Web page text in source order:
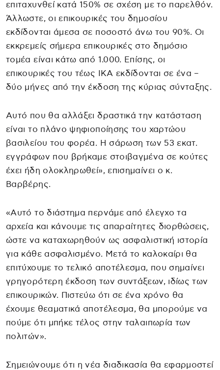
επιταχυνθεί κατά 150% σε σχέση με το παρελθόν.
Άλλωστε, οι επικουρικές του δημοσίου
εκδίδονται άμεσα σε ποσοστό άνω του 90%. Οι
εκκρεμείς σήμερα επικουρικές στο δημόσιο
τομέα είναι κάτω από 1.000. Επίσης, οι
επικουρικές του τέως ΙΚΑ εκδίδονται σε ένα –
δύο μήνες από την έκδοση της κύριας σύνταξης.
Αυτό που θα αλλάξει δραστικά την κατάσταση
είναι το πλάνο ψηφιοποίησης του χαρτώου
βασιλείου του φορέα. Η σάρωση των 53 εκατ.
εγγράφων που βρήκαμε στοιβαγμένα σε κούτες
έχει ήδη ολοκληρωθεί», επισημαίνει ο κ.
Βαρβέρης.
«Αυτό το διάστημα περνάμε από έλεγχο τα
αρχεία και κάνουμε τις απαραίτητες διορθώσεις,
ώστε να καταχωρηθούν ως ασφαλιστική ιστορία
για κάθε ασφαλισμένο. Μετά το καλοκαίρι θα
επιτύχουμε το τελικό αποτέλεσμα, που σημαίνει
γρηγορότερη έκδοση των συντάξεων, ιδίως των
επικουρικών. Πιστεύω ότι σε ένα χρόνο θα
έχουμε θεαματικά αποτέλεσμα, θα μπορούμε να
πούμε ότι μπήκε τέλος στην ταλαιπωρία των
πολιτών».
Σημειώνουμε ότι η νέα διαδικασία θα εφαρμοστεί